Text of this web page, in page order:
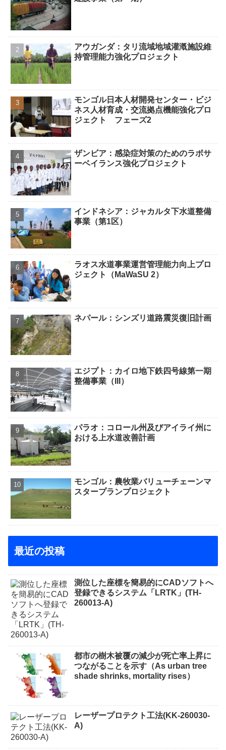
アウガンダ：タリ流域地域灌漑施設維
持管理能力強化プロジェクト
モンゴル日本人材開発センター・ビジ
ネス人材育成・交流拠点機能強化プロ
ジェクト フェーズ2
ザンビア：感染症対策のためのラボサ
ーベイランス強化プロジェクト
インドネシア：ジャカルタ下水道整備
事業（第1区）
ラオス水道事業運営管理能力向上プロ
ジェクト（MaWaSU 2）
ネパール：シンズリ道路震災復旧計画
エジプト：カイロ地下鉄四号線第一期
整備事業（III）
パラオ：コロール州及びアイライ州に
おける上水道改善計画
モンゴル：農牧業バリューチェーンマ
スタープランプロジェクト
最近の投稿
測位した座標を簡易的にCADソフトへ
登録できるシステム「LRTK」(TH-
260013-A)
都市の樹木被覆の減少が死亡率上昇に
つながることを示す（As urban tree
shade shrinks, mortality rises）
レーザープロテクト⼯法(KK-260030-
A)